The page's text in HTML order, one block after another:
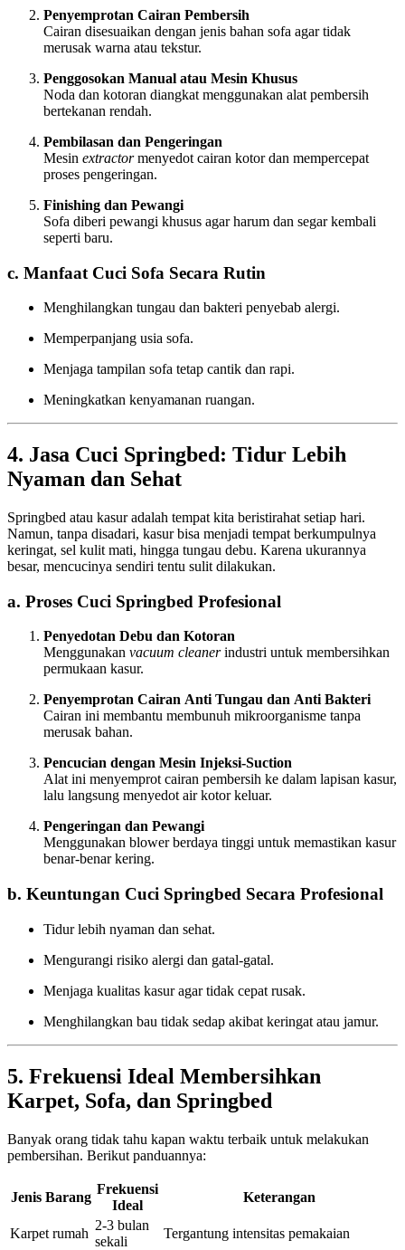
Penyemprotan Cairan Pembersih
Cairan disesuaikan dengan jenis bahan sofa agar tidak
merusak warna atau tekstur.
Penggosokan Manual atau Mesin Khusus
Noda dan kotoran diangkat menggunakan alat pembersih
bertekanan rendah.
Pembilasan dan Pengeringan
Mesin extractormenyedot cairan kotor dan mempercepat
proses pengeringan.
Finishing dan Pewangi
Sofa diberi pewangi khusus agar harum dan segar kembali
seperti baru.
c. Manfaat Cuci Sofa Secara Rutin
Menghilangkan tungau dan bakteri penyebab alergi.
Memperpanjang usia sofa.
Menjaga tampilan sofa tetap cantik dan rapi.
Meningkatkan kenyamanan ruangan.
4. Jasa Cuci Springbed: Tidur Lebih
Nyaman dan Sehat
Springbed atau kasur adalah tempat kita beristirahat setiap hari.
Namun, tanpa disadari, kasur bisa menjadi tempat berkumpulnya
keringat, sel kulit mati, hingga tungau debu. Karena ukurannya
besar, mencucinya sendiri tentu sulit dilakukan.
a. Proses Cuci Springbed Profesional
Penyedotan Debu dan Kotoran
Menggunakan vacuum cleanerindustri untuk membersihkan
permukaan kasur.
Penyemprotan Cairan Anti Tungau dan Anti Bakteri
Cairan ini membantu membunuh mikroorganisme tanpa
merusak bahan.
Pencucian dengan Mesin Injeksi-Suction
Alat ini menyemprot cairan pembersih ke dalam lapisan kasur,
lalu langsung menyedot air kotor keluar.
Pengeringan dan Pewangi
Menggunakan blower berdaya tinggi untuk memastikan kasur
benar-benar kering.
b. Keuntungan Cuci Springbed Secara Profesional
Tidur lebih nyaman dan sehat.
Mengurangi risiko alergi dan gatal-gatal.
Menjaga kualitas kasur agar tidak cepat rusak.
Menghilangkan bau tidak sedap akibat keringat atau jamur.
5. Frekuensi Ideal Membersihkan
Karpet, Sofa, dan Springbed
Banyak orang tidak tahu kapan waktu terbaik untuk melakukan
pembersihan. Berikut panduannya:
Jenis Barang
Frekuensi
Ideal
Keterangan
Karpet rumah
2-3 bulan
sekali
Tergantung intensitas pemakaian